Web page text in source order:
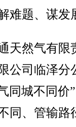
难题、谋发
然气有限
公司临泽分
同城不同价
同、管输路